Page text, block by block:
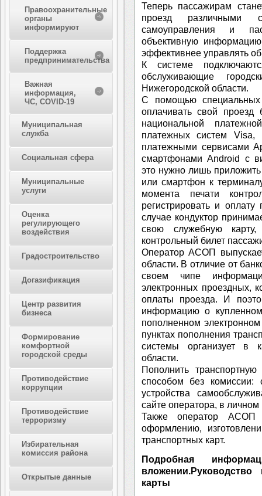
Правоохранительные
органы
информируют
Поддержка
предпринимательства
Важная
информация,
ЧС, COVID-19
Муниципальная
служба
Социальная сфера
Муниципальные
услуги
Оценка
регулирующего
воздействия
Градостроительство
Догазификация
Центр развития
бизнеса
Формирование
комфортной
городской среды
Противодействие
коррупции
Противодействие
терроризму
Избирательная
комиссия района
Открытые данные
Теперь пассажирам
проезд различными
самоуправления и
объективную
эффективнее управлять
К системе
обслуживающие
Нижегородской области.
С помощью специальных
оплачивать свой проезд
национальной
платежных систем
платежными сервисами
смартфонами Android c
это нужно лишь
или смартфон к
момента печати
регистрировать и
случае кондуктор
свою служебную
контрольный билет
Оператор АСОП
области. В отличие от
своем чипе
электронных проездных,
оплаты проезда. И
информацию о
пополненном
пунктах пополнения
системы организует в
области.
Пополнить
способом без
устройства
сайте оператора, в
Также оператор АСОП
оформлению,
транспортных карт.
Подробная
вложении.Руководство
карты